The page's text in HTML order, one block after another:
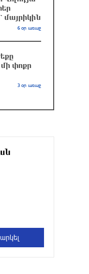
և «Opel»-ը.
թիվը շուրջ
մայրիկին
6 օր առաջ
փոքր
3 օր առաջ